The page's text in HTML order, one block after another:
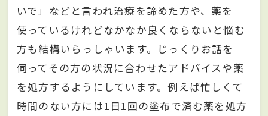
いで」などと言われ治療を諦めた方や、薬を
使っているけれどなかなか良くならないと悩む
方も結構いらっしゃいます。じっくりお話を
伺ってその方の状況に合わせたアドバイスや薬
を処方するようにしています。例えば忙しくて
時間のない方には1日1回の塗布で済む薬を処方